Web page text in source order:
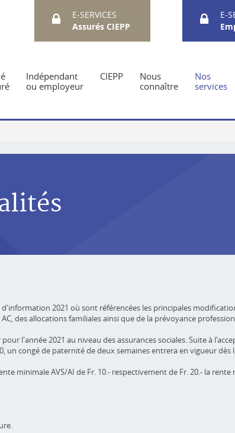
E-SERVICES
Assurés CIEPP
E-
Indépendant
ou employeur
CIEPP
Nous
connaître
Nos
services
2021 où sont référencées les principales
AC, des allocations familiales ainsi que de la prévoyance
l'année 2021 au niveau des assurances sociales. Suite à
congé de paternité de deux semaines entrera en vigueur dès
minimale AVS/AI de Fr. 10.- respectivement de Fr. 20.- la rente